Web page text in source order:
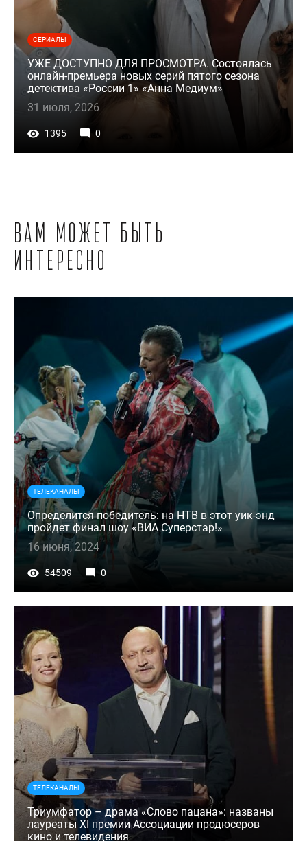
СЕРИАЛЫ
УЖЕ ДОСТУПНО ДЛЯ ПРОСМОТРА. Состоялась
онлайн-премьера новых серий пятого сезона
детектива «России 1» «Анна Медиум»
31 июля, 2026
1395 0
Вам может быть
интересно
ТЕЛЕКАНАЛЫ
Определится победитель: на НТВ в этот уик-энд
пройдет финал шоу «ВИА Суперстар!»
16 июня, 2024
54509 0
ТЕЛЕКАНАЛЫ
Триумфатор – драма «Слово пацана»: названы
лауреаты XI премии Ассоциации продюсеров
кино и телевидения